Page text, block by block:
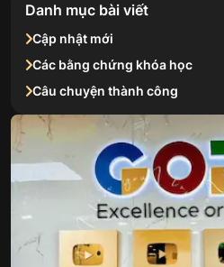
Danh mục bài viết
Cập nhật mới
Các bằng chứng khóa học
Câu chuyện thành công